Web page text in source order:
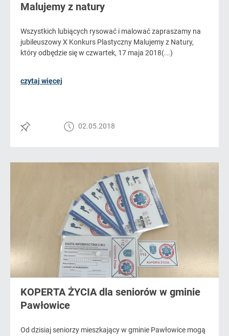
Malujemy z natury
Wszystkich lubiących rysować i malować zapraszamy na
jubileuszowy X Konkurs Plastyczny Malujemy z Natury,
który odbędzie się w czwartek, 17 maja 2018(...)
czytaj więcej
02.05.2018
KOPERTA ŻYCIA dla seniorów w gminie
Pawłowice
Od dzisiaj seniorzy mieszkający w gminie Pawłowice mogą